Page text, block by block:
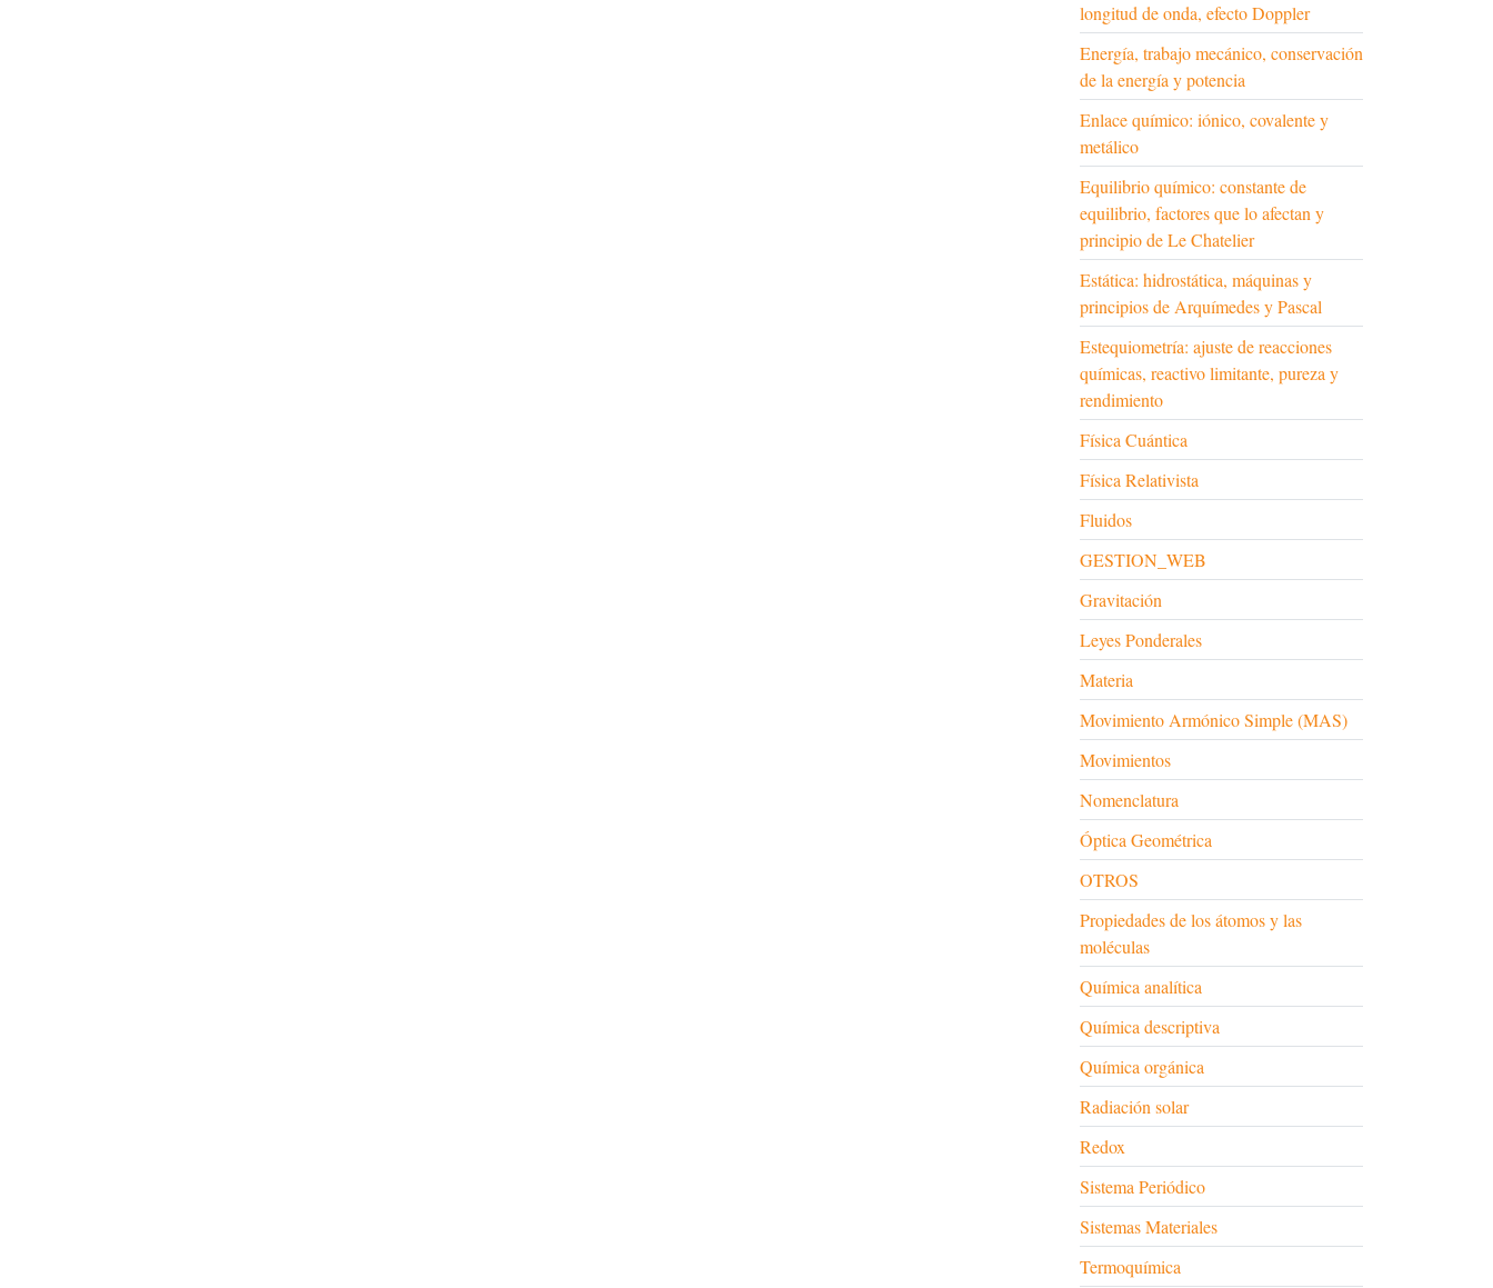
longitud de onda, efecto Doppler
Energía, trabajo mecánico, conservación
de la energía y potencia
Enlace químico: iónico, covalente y
metálico
Equilibrio químico: constante de
equilibrio, factores que lo afectan y
principio de Le Chatelier
Estática: hidrostática, máquinas y
principios de Arquímedes y Pascal
Estequiometría: ajuste de reacciones
químicas, reactivo limitante, pureza y
rendimiento
Física Cuántica
Física Relativista
Fluidos
GESTION_WEB
Gravitación
Leyes Ponderales
Materia
Movimiento Armónico Simple (MAS)
Movimientos
Nomenclatura
Óptica Geométrica
OTROS
Propiedades de los átomos y las
moléculas
Química analítica
Química descriptiva
Química orgánica
Radiación solar
Redox
Sistema Periódico
Sistemas Materiales
Termoquímica